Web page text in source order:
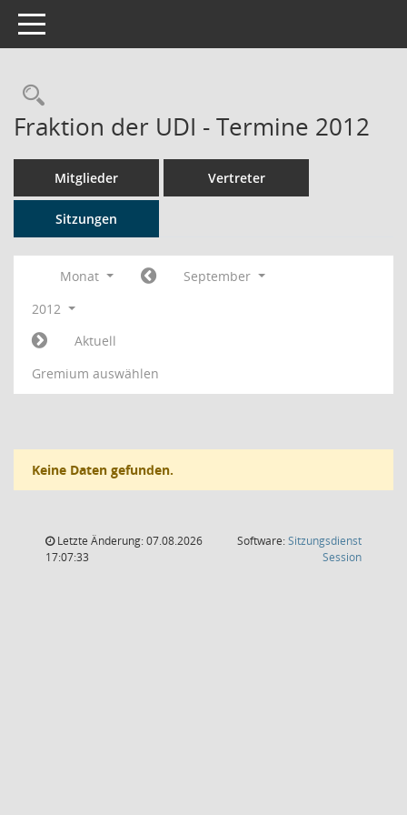
Toggle navigation
Rechercheauswahl
Fraktion der UDI - Termine 2012
Mitglieder Vertreter
Sitzungen
Monat
September
2012
Aktuell
Gremium auswählen
Keine Daten gefunden.
Letzte Änderung: 07.08.2026
17:07:33
Software:Sitzungsdienst
Session(Wird in